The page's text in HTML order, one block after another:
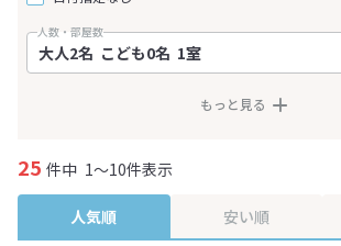
人数・部屋数
もっと見る
25 件中 1～10件表示
人気順 安い順